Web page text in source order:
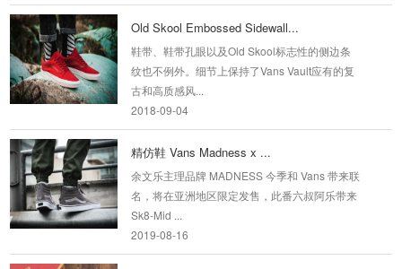
Old Skool Embossed Sidewall...
鞋带、鞋带孔眼以及Old Skool标志性的侧边条
纹也不例外。细节上保持了Vans Vault应有的复
古和高质感风...
2018-09-04
精仿鞋 Vans Madness x ...
余文乐主理品牌 MADNESS 今季和 Vans 带来联
名，将在亚洲地区限定发售，此番六叔阿乐带来
Sk8-Mid ...
2019-08-16
Vans SK8-Mid万斯拼色万花筒中...